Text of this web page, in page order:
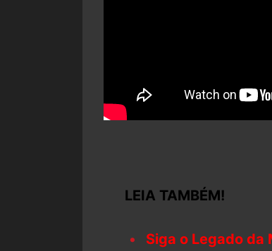
LEIA TAMBÉM!
Siga o Legado da